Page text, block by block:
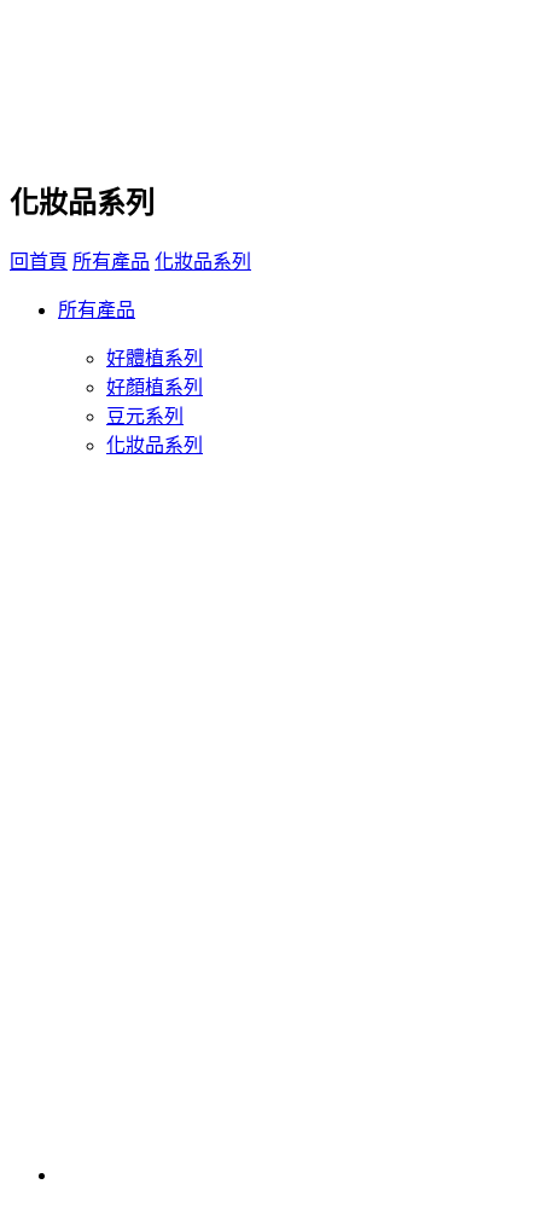
化妝品系列
回首頁 所有產品 化妝品系列
所有產品
好體植系列
好顏植系列
豆元系列
化妝品系列